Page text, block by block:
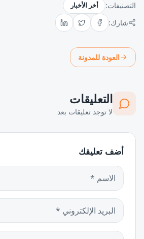
التصنيفات: أخر الأخبار
شارك:
العودة للمدونة
التعليقات
لا توجد تعليقات بعد
أضف تعليقك